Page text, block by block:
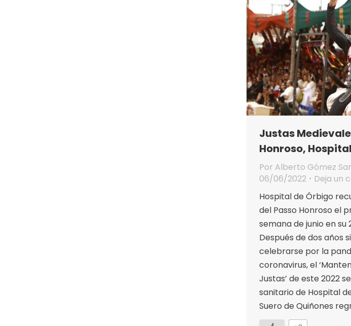
Justas
Honroso,
Por Alberto Gómez
06/06/2022
Deja un
Hospital de Órbigo
del Passo Honroso el
semana de junio en su
Después de dos años
celebrarse por la
coronavirus, el
Justas’ de este 2022
sanitario de Hospital
Suero de Quiñones